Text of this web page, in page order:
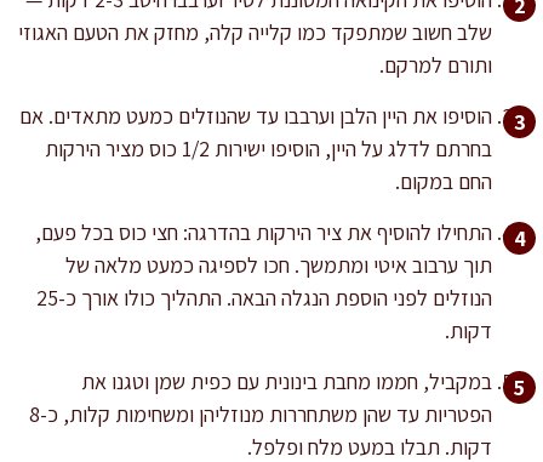
שלב חשוב שמתפקד כמו קלייה קלה, מחזק את הטעם האגוזי
ותורם למרקם.
הוסיפו את היין הלבן וערבבו עד שהנוזלים כמעט מתאדים. אם
בחרתם לדלג על היין, הוסיפו ישירות 1/2 כוס מציר הירקות
החם במקום.
התחילו להוסיף את ציר הירקות בהדרגה: חצי כוס בכל פעם,
תוך ערבוב איטי ומתמשך. חכו לספיגה כמעט מלאה של
הנוזלים לפני הוספת הנגלה הבאה. התהליך כולו אורך כ-25
דקות.
במקביל, חממו מחבת בינונית עם כפית שמן וטגנו את
הפטריות עד שהן משתחררות מנוזליהן ומשחימות קלות, כ-8
דקות. תבלו במעט מלח ופלפל.